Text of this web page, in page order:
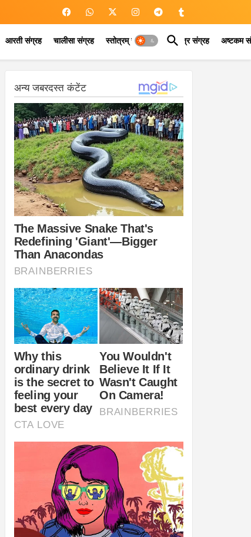
आरती संग्रह चालीसा संग्रह स्तोत्रम् संग्रह कवच मंत्र संग्रह अष्टकम